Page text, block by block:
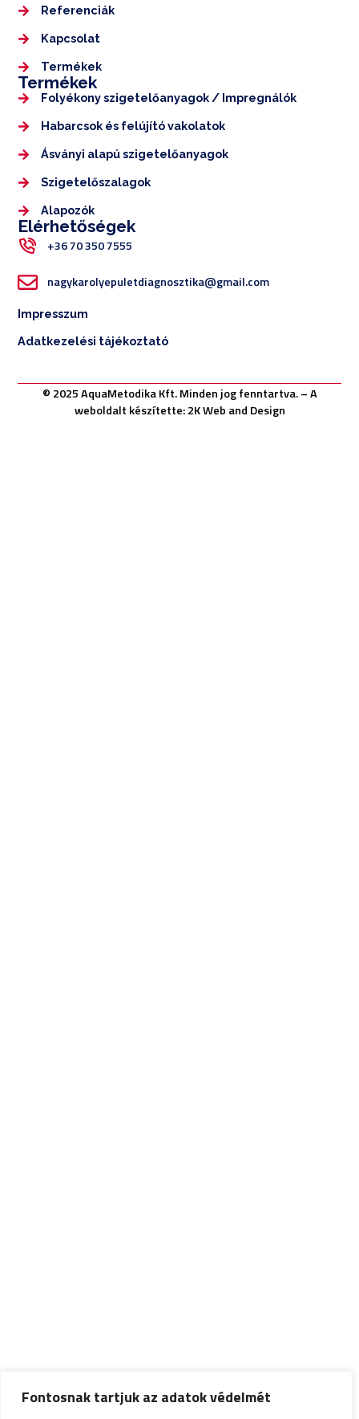
Fontosnak tartjuk az adatok védelmét
Referenciák
Kapcsolat
Termékek
Termékek
Folyékony szigetelőanyagok / Impregnálók
Habarcsok és felújító vakolatok
Ásványi alapú szigetelőanyagok
Szigetelőszalagok
Alapozók
Elérhetőségek
+36 70 350 7555
nagykarolyepuletdiagnosztika@gmail.com
Impresszum
Adatkezelési tájékoztató
© 2025 AquaMetodika Kft. Minden jog fenntartva. – A
weboldalt készítette: 2K Web and Design